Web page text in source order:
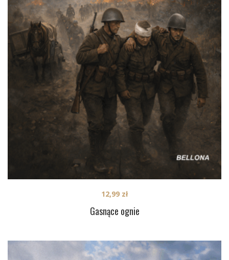
Gasnące ognie
12,99 zł